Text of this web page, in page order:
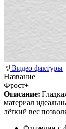
Видео фактуры
Название
Фрост+
Описание:
материал
лёгкий вес